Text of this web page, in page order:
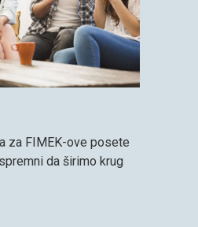
za FIMEK-ove posete
da širimo krug